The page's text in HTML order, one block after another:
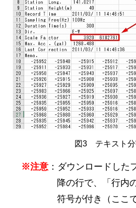
図3 テキスト分
※注意：ダウンロードした
降の行で、「行内
符号が付き（ここ